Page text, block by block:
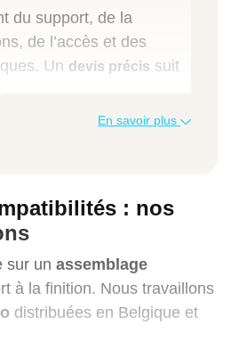
du support, de la
de l’accès et des
Un devis précis suit
8 à 18 €/m²
En savoir plus
: nos
sur un assemblage
à la finition. Nous travaillons
distribuées en Belgique et